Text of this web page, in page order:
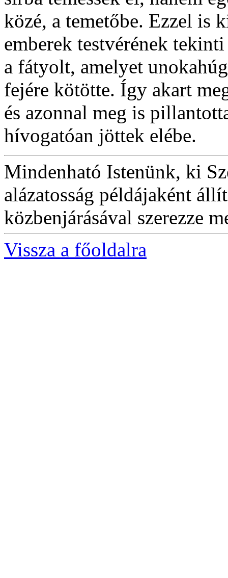
közé, a temetőbe. Ezzel is
emberek testvérének
a fátyolt, amelyet
fejére kötötte. Így akart
és azonnal meg is
hívogatóan jöttek elébe.
Mindenható Istenünk, ki
alázatosság példájaként
közbenjárásával szerezze
Vissza a főoldalra